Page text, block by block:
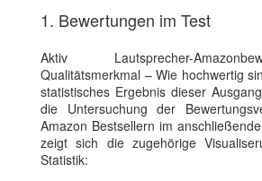
1. Bewertungen im Test
Aktiv Lautsprecher-
Qualitätsmerkmal – Wie hochwertig
statistisches Ergebnis dieser
die Untersuchung der
Amazon Bestsellern im
zeigt sich die zugehörige
Statistik: